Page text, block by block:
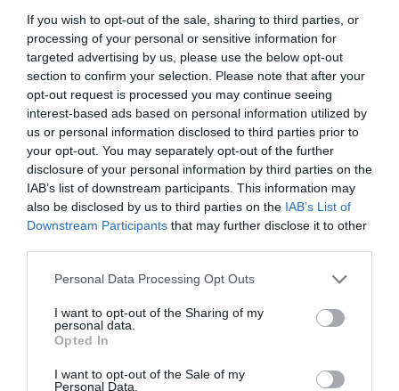
If you wish to opt-out of the sale, sharing to third parties, or
processing of your personal or sensitive information for
targeted advertising by us, please use the below opt-out
section to confirm your selection. Please note that after your
opt-out request is processed you may continue seeing
interest-based ads based on personal information utilized by
us or personal information disclosed to third parties prior to
your opt-out. You may separately opt-out of the further
disclosure of your personal information by third parties on the
IAB’s list of downstream participants. This information may
also be disclosed by us to third parties on the IAB’s List of
Downstream Participants that may further disclose it to other
Personal Data Processing Opt Outs
I want to opt-out of the Sharing of my
personal data.
Opted In
I want to opt-out of the Sale of my
Personal Data.
Botellas del vino menorquín Torralbenc
En su caso sí exportan y su principal mercado,
aunque es pequeño, es el norte de España,
principalmente, el País Vasco, con canales de
distribución propios separados del circuito
riojano.
Vinyes Binitord
Uno de sus vinos emblema es Ciutat de Parella